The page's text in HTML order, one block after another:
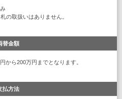
の取扱いはありません。
替金額
から200万円までとなります。
払方法